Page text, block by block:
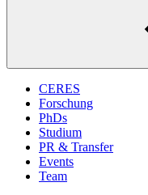
CERES
Forschung
PhDs
Studium
PR & Transfer
Events
Team